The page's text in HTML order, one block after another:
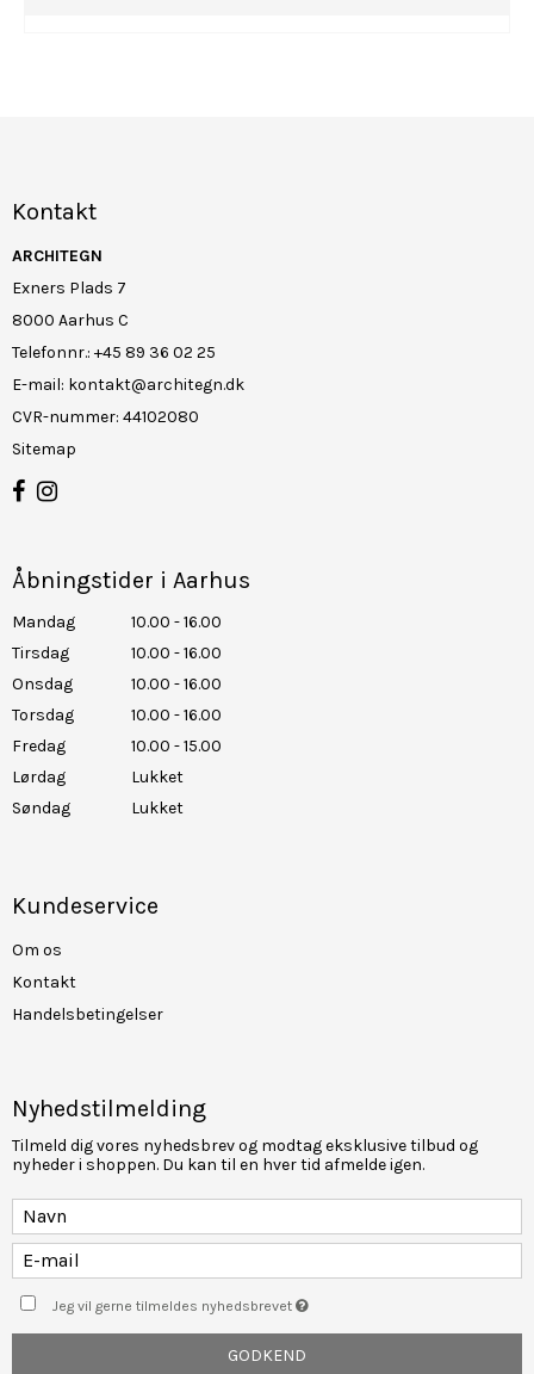
Kontakt
ARCHITEGN
Exners Plads 7
8000 Aarhus C
Telefonnr.: +45 89 36 02 25
E-mail: kontakt@architegn.dk
CVR-nummer: 44102080
Sitemap
Åbningstider i Aarhus
Mandag
10.00 - 16.00
Tirsdag
10.00 - 16.00
Onsdag
10.00 - 16.00
Torsdag
10.00 - 16.00
Fredag
10.00 - 15.00
Lørdag
Lukket
Søndag
Lukket
Kundeservice
Om os
Kontakt
Handelsbetingelser
Nyhedstilmelding
Tilmeld dig vores nyhedsbrev og modtag eksklusive tilbud og
nyheder i shoppen. Du kan til en hver tid afmelde igen.
Jeg vil gerne tilmeldes nyhedsbrevet
GODKEND